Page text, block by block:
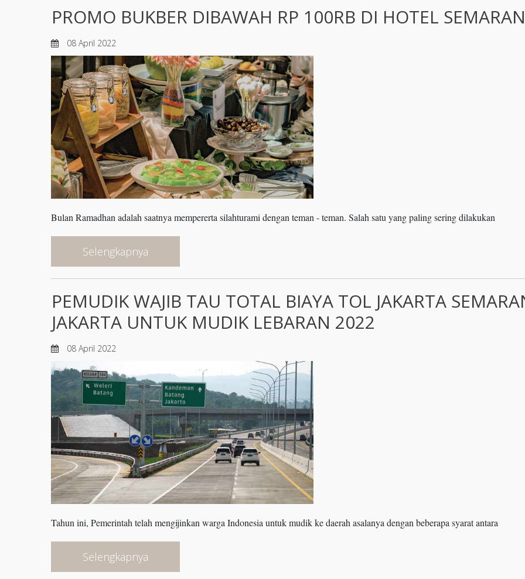
PROMO BUKBER DIBAWAH RP 100RB DI HOTEL
08 April 2022
Bulan Ramadhan adalah saatnya mempererta silahturami dengan teman - teman. Salah satu yang paling sering dilakukan
Selengkapnya
PEMUDIK WAJIB TAU TOTAL BIAYA TOL JAKARTA
JAKARTA UNTUK MUDIK LEBARAN 2022
08 April 2022
Tahun ini, Pemerintah telah mengijinkan warga Indonesia untuk mudik ke daerah asalanya dengan beberapa syarat antara
Selengkapnya